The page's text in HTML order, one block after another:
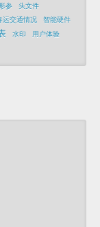
参
头文件
运交通情况
智能硬件
水印
用户体验